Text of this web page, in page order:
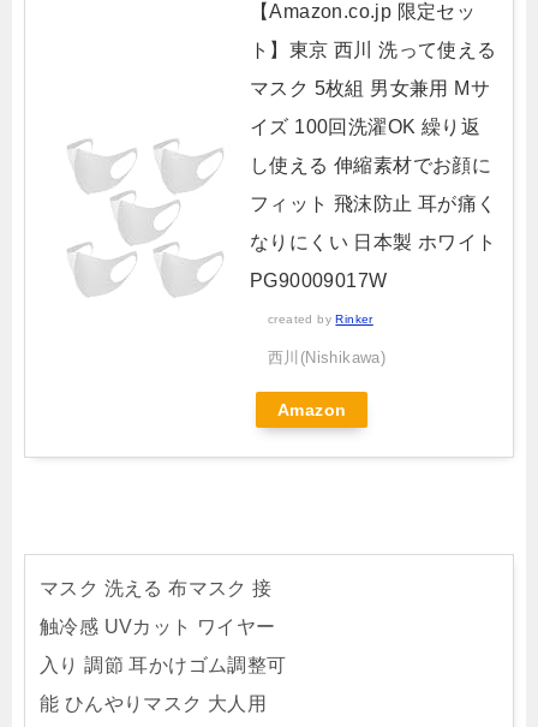
【Amazon.co.jp 限定セッ
ト】東京 西川 洗って使える
マスク 5枚組 男女兼用 Mサ
イズ 100回洗濯OK 繰り返
し使える 伸縮素材でお顔に
フィット 飛沫防止 耳が痛く
なりにくい 日本製 ホワイト
PG90009017W
created byRinker
西川(Nishikawa)
Amazon
マスク 洗える 布マスク 接
触冷感 UVカット ワイヤー
入り 調節 耳かけゴム調整可
能 ひんやりマスク 大人用